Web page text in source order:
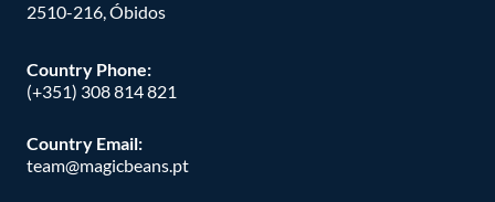
2510-216, Óbidos
Country Phone:
(+351) 308 814 821
Country Email:
team@magicbeans.pt